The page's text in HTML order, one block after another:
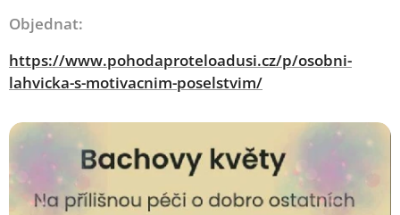
Objednat:
https://www.pohodaproteloadusi.cz/p/osobni-
lahvicka-s-motivacnim-poselstvim/